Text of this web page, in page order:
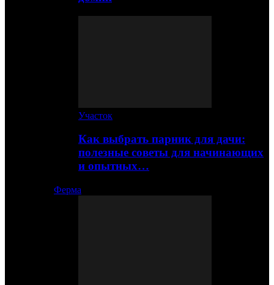
Участок
Как выбрать парник для дачи:
полезные советы для начинающих
и опытных…
Ферма